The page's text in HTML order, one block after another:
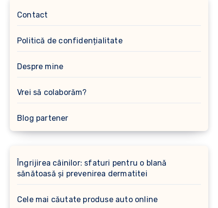
Contact
Politică de confidențialitate
Despre mine
Vrei să colaborăm?
Blog partener
Îngrijirea câinilor: sfaturi pentru o blană
sănătoasă și prevenirea dermatitei
Cele mai căutate produse auto online